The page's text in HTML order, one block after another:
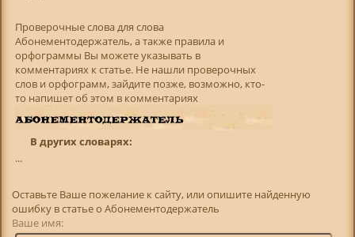
Проверочные слова для слова
Абонементодержатель, а также правила и
орфограммы Вы можете указывать в
комментариях к статье. Не нашли проверочных
слов и орфограмм, зайдите позже, возможно, кто-
то напишет об этом в комментариях
В других словарях:
...
Оставьте Ваше пожелание к сайту, или опишите найденную
ошибку в статье о Абонементодержатель
Ваше имя: